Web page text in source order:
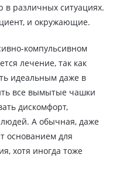
в различных ситуациях.
и окружающие.
компульсивном
лечение, так как
идеальным даже в
все вымытые чашки
дискомфорт,
людей. А обычная, даже
основанием для
хотя иногда тоже